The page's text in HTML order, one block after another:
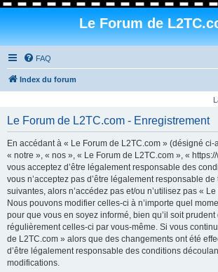
Le Forum de
FAQ
Index du forum
Le Forum de L2TC.com - Enregistrement
En accédant à « Le Forum de L2TC.com » (désigné
« notre », « nos », « Le Forum de L2TC.com », «
vous acceptez d’être légalement responsable des
vous n’acceptez pas d’être légalement responsable
suivantes, alors n’accédez pas et/ou n’utilisez pas «
Nous pouvons modifier celles-ci à n’importe quel
pour que vous en soyez informé, bien qu’il soit prudent
régulièrement celles-ci par vous-même. Si vous
de L2TC.com » alors que des changements ont été
d’être légalement responsable des conditions
modifications.